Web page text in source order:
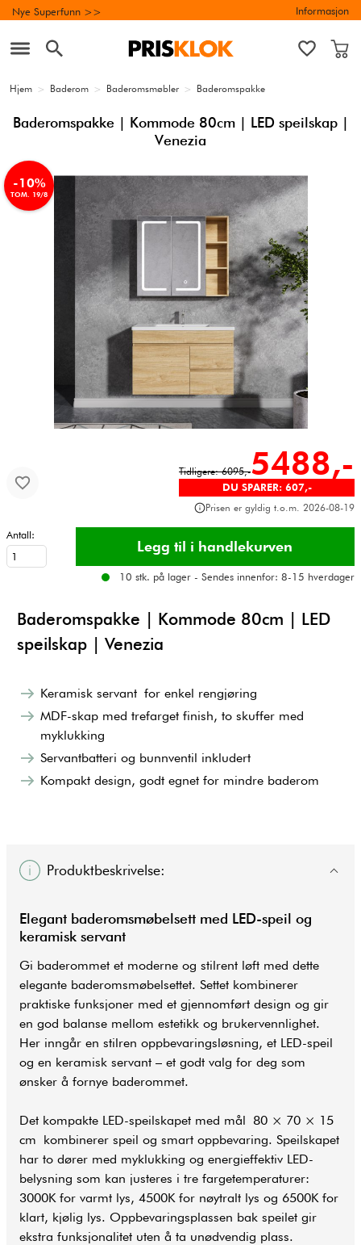
Nye Superfunn >> Informasjon
Hjem > Baderom > Baderomsmøbler > Baderomspakke
Baderomspakke | Kommode 80cm | LED speilskap |
Venezia
-10%
TOM. 19/8
Tidligere: 6095,-5488,-
DU SPARER: 607,-
Prisen er gyldig t.o.m. 2026-08-19
Antall:
10 stk. på lager - Sendes innenfor: 8-15 hverdager
Baderomspakke | Kommode 80cm | LED
speilskap | Venezia
Keramisk servant for enkel rengjøring
MDF-skap med trefarget finish, to skuffer med
myklukking
Servantbatteri og bunnventil inkludert
Kompakt design, godt egnet for mindre baderom
Produktbeskrivelse:
Elegant baderomsmøbelsett med LED-speil og
keramisk servant
Gi baderommet et moderne og stilrent løft med dette
elegante baderomsmøbelsettet. Settet kombinerer
praktiske funksjoner med et gjennomført design og gir
en god balanse mellom estetikk og brukervennlighet.
Her inngår en stilren oppbevaringsløsning, et LED-speil
og en keramisk servant – et godt valg for deg som
ønsker å fornye baderommet.
Det kompakte LED-speilskapet med mål 80 × 70 × 15
cm kombinerer speil og smart oppbevaring. Speilskapet
har to dører med myklukking og energieffektiv LED-
belysning som kan justeres i tre fargetemperaturer:
3000K for varmt lys, 4500K for nøytralt lys og 6500K for
klart, kjølig lys. Oppbevaringsplassen bak speilet gir
ekstra funksjonalitet uten å ta unødvendig plass.